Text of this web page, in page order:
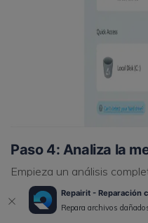
Repairit - Reparación
Repara archivos
Paso 4: Analiza la
Empieza un análisis
unos minutos para
análisis en cualquier